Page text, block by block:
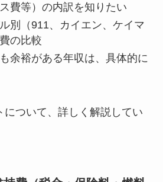
費等）の内訳を知りたい
別（911、カイエン、ケイマ
の比較
余裕がある年収は、具体的に
について、詳しく解説してい